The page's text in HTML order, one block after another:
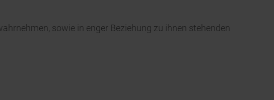
sowie in enger Beziehung zu ihnen stehenden